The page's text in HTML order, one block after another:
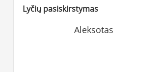
Lyčių pasiskirstymas
Aleksotas